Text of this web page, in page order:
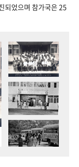
되었으며 참가국은 25